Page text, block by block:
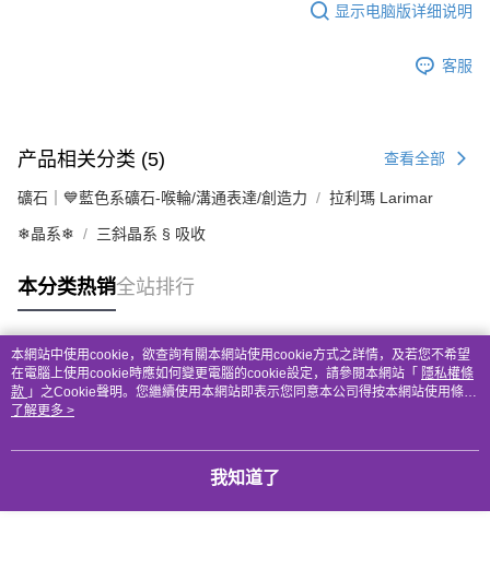
显示电脑版详细说明
客服
产品相关分类 (5) 查看全部
礦石｜💙藍色系礦石-喉輪/溝通表達/創造力 拉利瑪 Larimar
❄晶系❄ 三斜晶系 § 吸收
本分类热销全站排行
热门标签
本網站中使用cookie，欲查詢有關本網站使用cookie方式之詳情，及若您不希望
在電腦上使用cookie時應如何變更電腦的cookie設定，請參閱本網站「 隱私權條
款 」之Cookie聲明。您繼續使用本網站即表示您同意本公司得按本網站使用條款
之Cookie聲明使用cookie。
了解更多 >
我知道了